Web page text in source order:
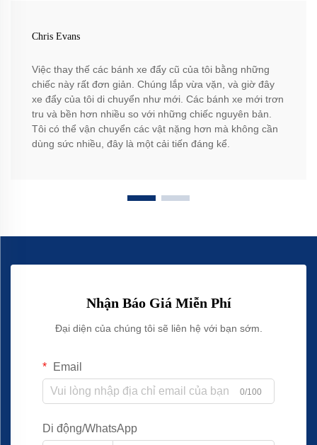
Chris Evans
Việc thay thế các bánh xe đẩy cũ của tôi bằng những
chiếc này rất đơn giản. Chúng lắp vừa vặn, và giờ đây
xe đẩy của tôi di chuyển như mới. Các bánh xe mới trơn
tru và bền hơn nhiều so với những chiếc nguyên bản.
Tôi có thể vận chuyển các vật nặng hơn mà không cần
dùng sức nhiều, đây là một cải tiến đáng kể.
Nhận Báo Giá Miễn Phí
Đại diện của chúng tôi sẽ liên hệ với bạn sớm.
Email
0/100
Di động/WhatsApp